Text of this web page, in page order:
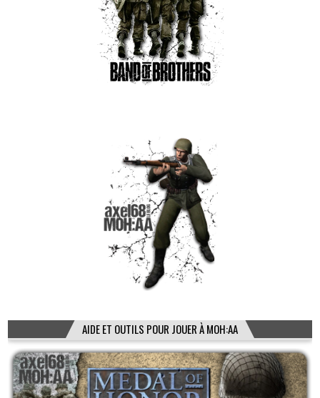
AIDE ET OUTILS POUR JOUER À MOH:AA